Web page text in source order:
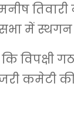
में स्थगन
विपक्षी
कमेटी